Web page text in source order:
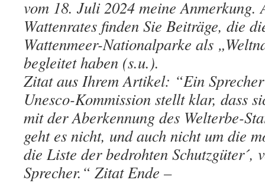
vom 18. Juli 2024 meine Anmerkung.
Wattenrates finden Sie Beiträge, die
Wattenmeer-Nationalparke als
begleitet haben (s.u.).
Zitat aus Ihrem Artikel: “Ein
Unesco-Kommission stellt klar, dass
mit der Aberkennung des Welterbe-
geht es nicht, und auch nicht um die
die Liste der bedrohten Schutzgüter´,
Sprecher.“ Zitat Ende –